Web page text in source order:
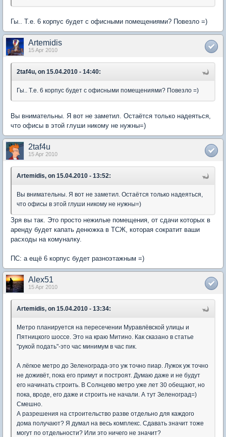
Гы.. Т.е. 6 корпус будет с офисными помещениями? Повезло =)
Artemidis
15 Apr 2010
2taf4u, on 15.04.2010 - 14:40:
Гы.. Т.е. 6 корпус будет с офисными помещениями? Повезло =)
Вы внимательны. Я вот не заметил. Остаётся только надеяться,
что офисы в этой глуши никому не нужны=)
2taf4u
15 Apr 2010
Artemidis, on 15.04.2010 - 13:52:
Вы внимательны. Я вот не заметил. Остаётся только надеяться,
что офисы в этой глуши никому не нужны=)
Зря вы так. Это просто нежилые помещения, от сдачи которых в
аренду будет капать денюжка в ТСЖ, которая сократит ваши
расходы на комуналку.
ПС: а ещё 6 корпус будет разноэтажным =)
Alex51
15 Apr 2010
Artemidis, on 15.04.2010 - 13:34:
Метро планируется на пересечении Муравлёвской улицы и
Пятницкого шоссе. Это на краю Митино. Как сказано в статье
"рукой подать"-это час минимум в час пик.
А лёгкое метро до Зеленограда-это уж точно пиар. Лужок уж точно
не доживёт, пока его примут и построят. Думаю даже и не будут
его начинать строить. В Солнцево метро уже лет 30 обещают, но
пока, вроде, его даже и строить не начали. А тут Зеленоград=)
Смешно.
А разрешения на строительство разве отдельно для каждого
дома получают? Я думал на весь комплекс. Сдавать значит тоже
могут по отдельности? Или это ничего не значит?